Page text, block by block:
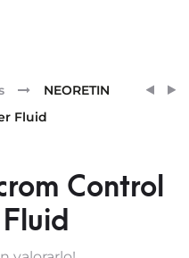
NEORETIN
Fluid
Control